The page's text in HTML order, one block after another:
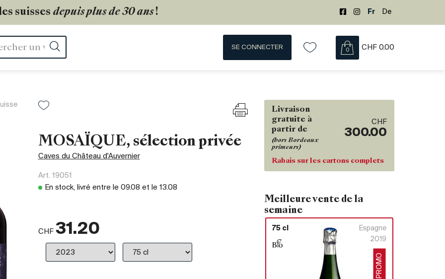
suisses depuis plus de 30 ans! Fr De
SE CONNECTER 0 CHF 0.00
MOSAÏQUE, sélection privée
Caves du Château d'Auvernier
Art. 19051
En stock, livré entre le 09.08 et le 13.08
CHF 31.20
Livraison
gratuite à
partir de
(hors Bordeaux
primeurs)
CHF
300.00
Rabais sur les cartons complets
Meilleure vente de la
semaine
75 cl
Espagne
2019
PROMO